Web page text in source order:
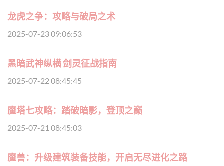
龙虎之争：攻略与破局之术
2025-07-23 09:06:53
黑暗武神纵横 剑灵征战指南
2025-07-22 08:45:45
魔塔七攻略：踏破暗影，登顶之巅
2025-07-21 08:45:03
魔兽：升级建筑装备技能，开启无尽进化之路